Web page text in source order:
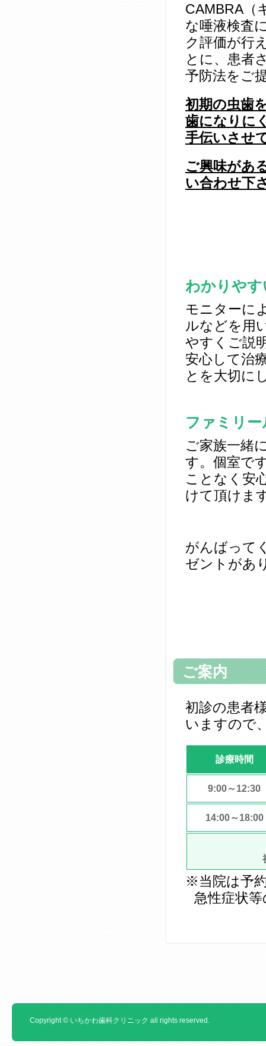
CAMBRA（
な唾液検査
ク評価が行
とに、患者
予防法をご
初期の虫歯
歯になりに
手伝いさせ
ご興味があ
い合わせ下
わかりや
モニターに
ルなどを用
やすくご説
安心して治
とを大切に
ファミリ
ご家族一緒
す。個室で
ことなく安
けて頂けま
がんばって
ゼントがあ
ご案内
初診の患者
いますので
診療時間
9:00～12:30
14:00～18:00
※当院は予
急性症状
Copyright © いちかわ歯科クリニック all rights reserved.